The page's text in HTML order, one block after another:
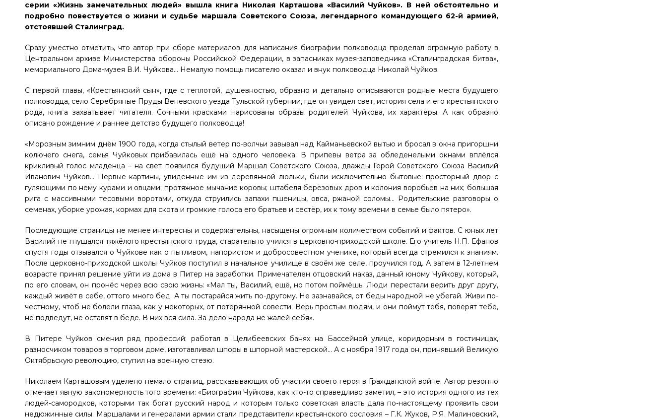
серии «Жизнь замечательных людей» вышла книга Николая Карташова «Василий Чуйков». В ней обстоятельно и
подробно повествуется о жизни и судьбе маршала Советского Союза, легендарного командующего 62-й армией,
отстоявшей Сталинград.
Сразу уместно отметить, что автор при сборе материалов для написания биографии полководца проделал огромную работу в
Центральном архиве Министерства обороны Российской Федерации, в запасниках музея-заповедника «Сталинградская битва»,
мемориального Дома-музея В.И. Чуйкова… Немалую помощь писателю оказал и внук полководца Николай Чуйков.
С первой главы, «Крестьянский сын», где с теплотой, душевностью, образно и детально описываются родные места будущего
полководца, село Серебряные Пруды Веневского уезда Тульской губернии, где он увидел свет, история села и его крестьянского
рода, книга захватывает читателя. Сочными красками нарисованы образы родителей Чуйкова, их характеры. А как образно
описано рождение и раннее детство будущего полководца!
«Морозным зимним днём 1900 года, когда стылый ветер по-волчьи завывал над Кайманьевской вытью и бросал в окна пригоршни
колючего снега, семья Чуйковых прибавилась ещё на одного человека. В припевы ветра за обледенелыми окнами вплёлся
крикливый голос младенца – на свет появился будущий Маршал Советского Союза, дважды Герой Советского Союза Василий
Иванович Чуйков… Первые картины, увиденные им из деревянной люльки, были исключительно бытовые: просторный двор с
гуляющими по нему курами и овцами; протяжное мычание коровы; штабеля берёзовых дров и колония воробьёв на них; большая
рига с массивными тесовыми воротами, откуда струились запахи пшеницы, овса, ржаной соломы… Родительские разговоры о
семенах, уборке урожая, кормах для скота и громкие голоса его братьев и сестёр, их к тому времени в семье было пятеро».
Последующие страницы не менее интересны и содержательны, насыщены огромным количеством событий и фактов. С юных лет
Василий не гнушался тяжёлого крестьянского труда, старательно учился в церковно-приходской школе. Его учитель Н.П. Ефанов
спустя годы отзывался о Чуйкове как о пытливом, напористом и добросовестном ученике, который всегда стремился к знаниям.
После церковно-приходской школы Чуйков поступил в начальное училище в своём же селе, проучился год. А затем в 12-летнем
возрасте принял решение уйти из дома в Питер на заработки. Примечателен отцовский наказ, данный юному Чуйкову, который,
по его словам, он пронёс через всю свою жизнь: «Мал ты, Василий, ещё, но потом поймёшь. Люди перестали верить друг другу,
каждый живёт в себе, оттого много бед. А ты постарайся жить по-другому. Не зазнавайся, от беды народной не убегай. Живи по-
честному, чтоб не болели глаза, как у некоторых, от потерянной совести. Верь простым людям, и они поймут тебя, поверят тебе,
не подведут, не оставят в беде. В них вся сила. За дело народа не жалей себя».
В Питере Чуйков сменил ряд профессий: работал в Целибеевских банях на Бассейной улице, коридорным в гостиницах,
разносчиком товаров в торговом доме, изготавливал шпоры в шпорной мастерской… А с ноября 1917 года он, принявший Великую
Октябрьскую революцию, ступил на военную стезю.
Николаем Карташовым уделено немало страниц, рассказывающих об участии своего героя в Гражданской войне. Автор резонно
отмечает явную закономерность того времени: «Биография Чуйкова, как кто-то справедливо заметил, – это история одного из тех
людей-самородков, которыми так богат русский народ и которым только советская власть дала по-настоящему проявить свои
недюжинные силы. Маршалами и генералами армии стали представители крестьянского сословия – Г.К. Жуков, Р.Я. Малиновский,